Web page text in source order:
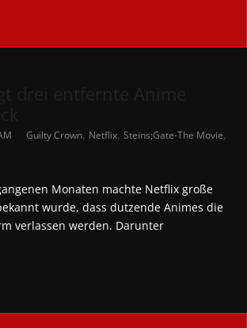
Guilty Crown, Netflix, Steins;Gate-The Movie,
Monaten machte Netflix große
wurde, dass dutzende Animes die
verlassen werden. Darunter